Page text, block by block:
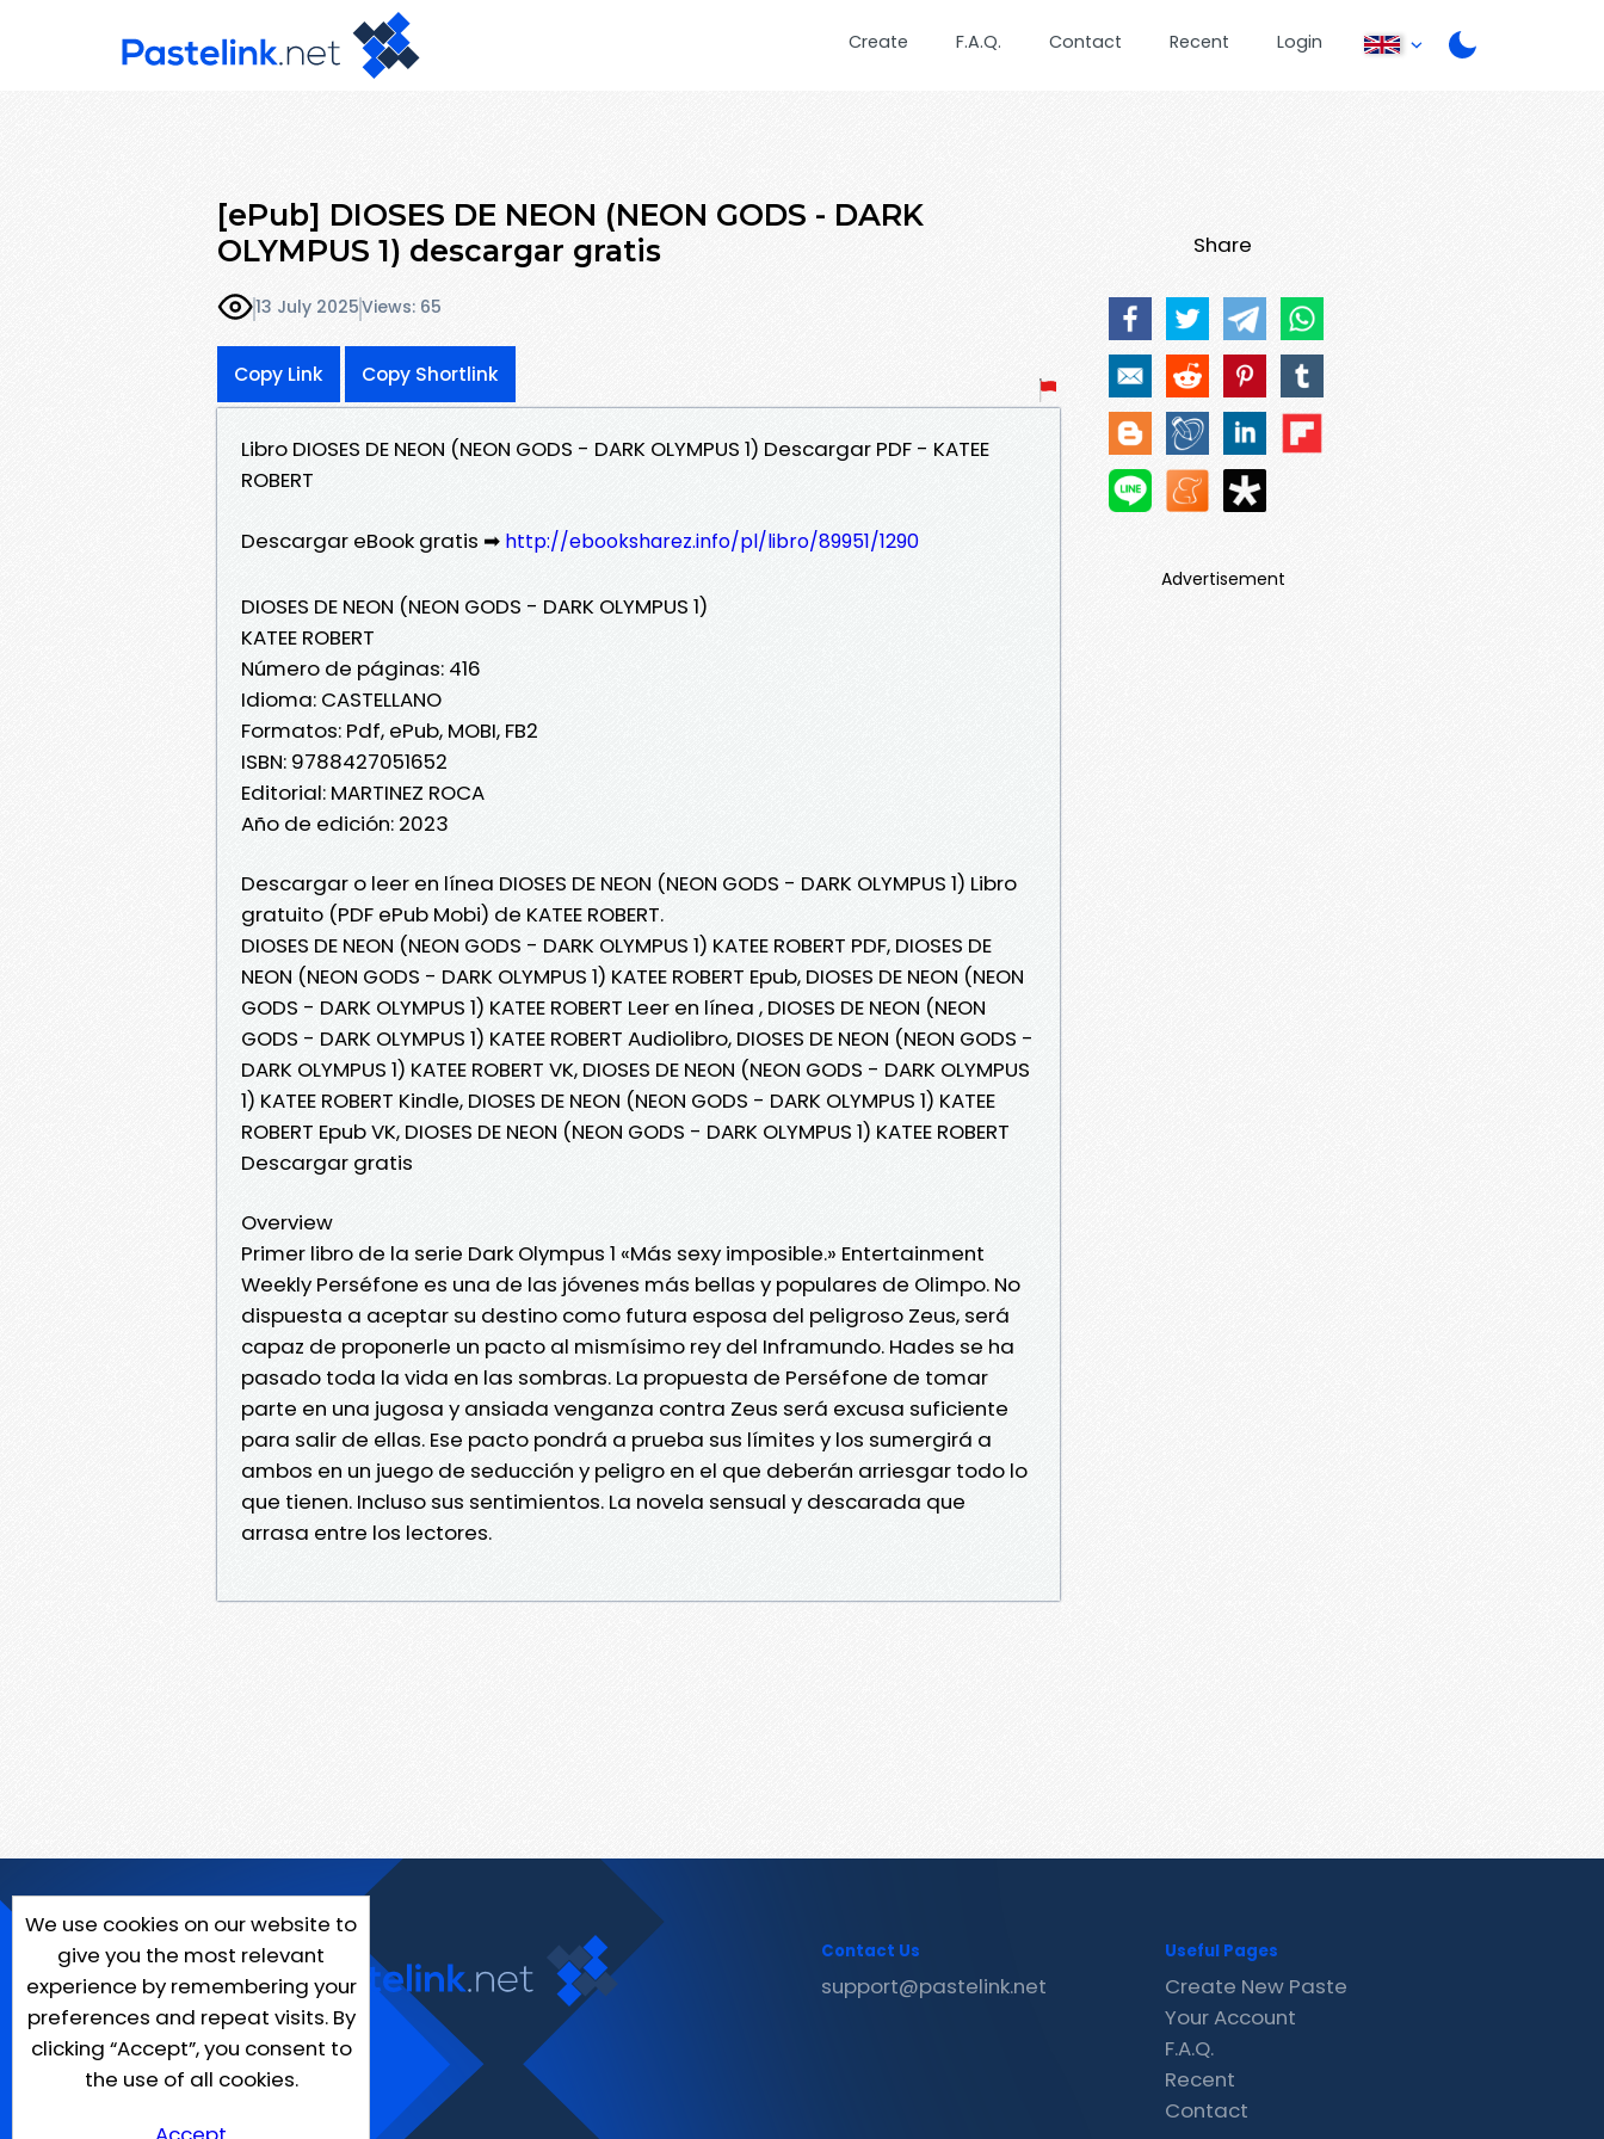
Create F.A.Q. Contact Recent Login
[ePub] DIOSES DE NEON (NEON GODS - DARK
OLYMPUS 1) descargar gratis
13 July 2025Views: 65
Copy Link Copy Shortlink
Libro DIOSES DE NEON (NEON GODS - DARK OLYMPUS 1) Descargar PDF - KATEE
ROBERT
Descargar eBook gratis ➡ http://ebooksharez.info/pl/libro/89951/1290
DIOSES DE NEON (NEON GODS - DARK OLYMPUS 1)
KATEE ROBERT
Número de páginas: 416
Idioma: CASTELLANO
Formatos: Pdf, ePub, MOBI, FB2
ISBN: 9788427051652
Editorial: MARTINEZ ROCA
Año de edición: 2023
Descargar o leer en línea DIOSES DE NEON (NEON GODS - DARK OLYMPUS 1) Libro
gratuito (PDF ePub Mobi) de KATEE ROBERT.
DIOSES DE NEON (NEON GODS - DARK OLYMPUS 1) KATEE ROBERT PDF, DIOSES DE
NEON (NEON GODS - DARK OLYMPUS 1) KATEE ROBERT Epub, DIOSES DE NEON (NEON
GODS - DARK OLYMPUS 1) KATEE ROBERT Leer en línea , DIOSES DE NEON (NEON
GODS - DARK OLYMPUS 1) KATEE ROBERT Audiolibro, DIOSES DE NEON (NEON GODS -
DARK OLYMPUS 1) KATEE ROBERT VK, DIOSES DE NEON (NEON GODS - DARK OLYMPUS
1) KATEE ROBERT Kindle, DIOSES DE NEON (NEON GODS - DARK OLYMPUS 1) KATEE
ROBERT Epub VK, DIOSES DE NEON (NEON GODS - DARK OLYMPUS 1) KATEE ROBERT
Descargar gratis
Overview
Primer libro de la serie Dark Olympus 1 «Más sexy imposible.» Entertainment
Weekly Perséfone es una de las jóvenes más bellas y populares de Olimpo. No
dispuesta a aceptar su destino como futura esposa del peligroso Zeus, será
capaz de proponerle un pacto al mismísimo rey del Inframundo. Hades se ha
pasado toda la vida en las sombras. La propuesta de Perséfone de tomar
parte en una jugosa y ansiada venganza contra Zeus será excusa suficiente
para salir de ellas. Ese pacto pondrá a prueba sus límites y los sumergirá a
ambos en un juego de seducción y peligro en el que deberán arriesgar todo lo
que tienen. Incluso sus sentimientos. La novela sensual y descarada que
arrasa entre los lectores.
Share
Advertisement
We use cookies on our website to
give you the most relevant
experience by remembering your
preferences and repeat visits. By
clicking “Accept”, you consent to
the use of all cookies.
Contact Us
support@pastelink.net
Useful Pages
Create New Paste
Your Account
F.A.Q.
Recent
Contact